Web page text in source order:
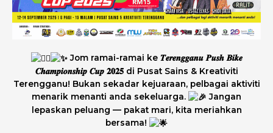
Jom ramai-ramai ke 𝑻𝒆𝒓𝒆𝒏𝒈𝒈𝒂𝒏𝒖 𝑷𝒖𝒔𝒉 𝑩𝒊𝒌𝒆
𝑪𝒉𝒂𝒎𝒑𝒊𝒐𝒏𝒔𝒉𝒊𝒑 𝑪𝒖𝒑 𝟐𝟎𝟐𝟓 di Pusat Sains & Kreativiti
Terengganu! Bukan sekadar kejuaraan, pelbagai aktiviti
menarik menanti anda sekeluarga.
Jangan
lepaskan peluang — pakat mari, kita meriahkan
bersama!